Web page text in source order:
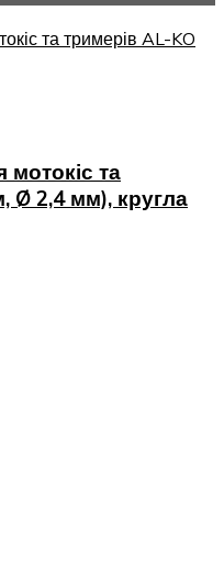
мотокіс та
Ø 2,4 мм), кругла